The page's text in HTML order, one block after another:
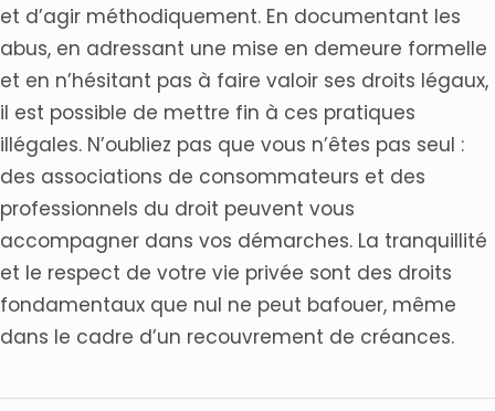
et d’agir méthodiquement. En documentant les
abus, en adressant une mise en demeure formelle
et en n’hésitant pas à faire valoir ses droits légaux,
il est possible de mettre fin à ces pratiques
illégales. N’oubliez pas que vous n’êtes pas seul :
des associations de consommateurs et des
professionnels du droit peuvent vous
accompagner dans vos démarches. La tranquillité
et le respect de votre vie privée sont des droits
fondamentaux que nul ne peut bafouer, même
dans le cadre d’un recouvrement de créances.